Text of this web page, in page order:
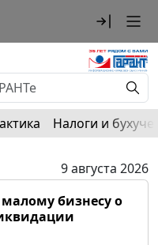
Налоги и
9 августа 2026
бизнесу о